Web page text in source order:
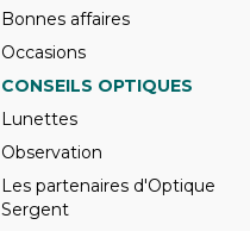
Bonnes affaires
Occasions
CONSEILS OPTIQUES
Lunettes
Observation
Les partenaires d'Optique
Sergent